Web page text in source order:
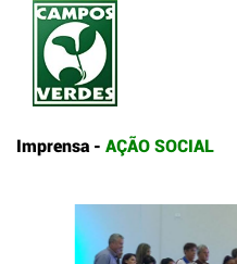
Imprensa - AÇÃO SOCIAL